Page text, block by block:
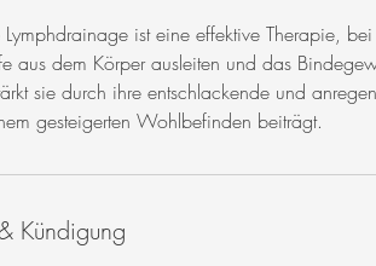
Lymphdrainage ist eine effektive Therapie,
aus dem Körper ausleiten und das
sie durch ihre entschlackende und
gesteigerten Wohlbefinden beiträgt.
Kündigung